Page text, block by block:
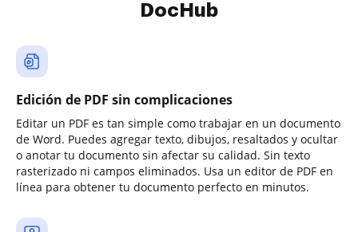
DocHub
Edición de PDF sin complicaciones
Editar un PDF es tan simple como trabajar en un documento
de Word. Puedes agregar texto, dibujos, resaltados y ocultar
o anotar tu documento sin afectar su calidad. Sin texto
rasterizado ni campos eliminados. Usa un editor de PDF en
línea para obtener tu documento perfecto en minutos.